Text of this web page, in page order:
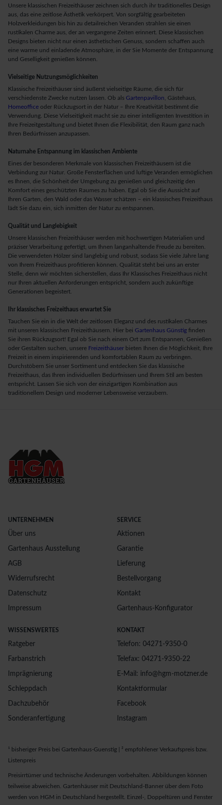
Unsere klassischen Freizeithäuser zeichnen sich durch ihr traditionelles Design
aus, das eine zeitlose Ästhetik verkörpert. Von sorgfältig gearbeiteten
Holzverkleidungen bis hin zu detailreichen Veranden strahlen sie einen
rustikalen Charme aus, der an vergangene Zeiten erinnert. Diese klassischen
Designs bieten nicht nur einen ästhetischen Genuss, sondern schaffen auch
eine warme und einladende Atmosphäre, in der Sie Momente der Entspannung
und Geselligkeit genießen können.
Vielseitige Nutzungsmöglichkeiten
Klassische Freizeithäuser sind äußerst vielseitige Räume, die sich für
verschiedenste Zwecke nutzen lassen. Ob als Gartenpavillon , Gästehaus,
Homeoffice oder Rückzugsort in der Natur – Ihre Kreativität bestimmt die
Verwendung. Diese Vielseitigkeit macht sie zu einer intelligenten Investition in
Ihre Freizeitgestaltung und bietet Ihnen die Flexibilität, den Raum ganz nach
Ihren Bedürfnissen anzupassen.
Naturnahe Entspannung im klassischen Ambiente
Eines der besonderen Merkmale von klassischen Freizeithäusern ist die
Verbindung zur Natur. Große Fensterflächen und luftige Veranden ermöglichen
es Ihnen, die Schönheit der Umgebung zu genießen und gleichzeitig den
Komfort eines geschützten Raumes zu haben. Egal ob Sie die Aussicht auf
Ihren Garten, den Wald oder das Wasser schätzen – ein klassisches Freizeithaus
lädt Sie dazu ein, sich inmitten der Natur zu entspannen.
Qualität und Langlebigkeit
Unsere klassischen Freizeithäuser werden mit hochwertigen Materialien und
präziser Verarbeitung gefertigt, um Ihnen langanhaltende Freude zu bereiten.
Die verwendeten Hölzer sind langlebig und robust, sodass Sie viele Jahre lang
von Ihrem Freizeithaus profitieren können. Qualität steht bei uns an erster
Stelle, denn wir möchten sicherstellen, dass Ihr Klassisches Freizeithaus nicht
nur Ihren aktuellen Anforderungen entspricht, sondern auch zukünftige
Generationen begeistert.
Ihr klassisches Freizeithaus erwartet Sie
Tauchen Sie ein in die Welt der zeitlosen Eleganz und des rustikalen Charmes
mit unseren klassischen Freizeithäusern. Hier bei Gartenhaus Günstig finden
Sie ihren Rückzugsort! Egal ob Sie nach einem Ort zum Entspannen, Genießen
oder Gestalten suchen, unsere Freizeithäuser bieten Ihnen die Möglichkeit, Ihre
Freizeit in einem inspirierenden und komfortablen Raum zu verbringen.
Durchstöbern Sie unser Sortiment und entdecken Sie das klassische
Freizeithaus, das Ihren individuellen Bedürfnissen und Ihrem Stil am besten
entspricht. Lassen Sie sich von der einzigartigen Kombination aus
traditionellem Design und moderner Lebensweise verzaubern.
UNTERNEHMEN
Über uns
Gartenhaus Ausstellung
AGB
Widerrufsrecht
Datenschutz
Impressum
SERVICE
Aktionen
Garantie
Lieferung
Bestellvorgang
Kontakt
Gartenhaus-Konfigurator
WISSENSWERTES
Ratgeber
Farbanstrich
Imprägnierung
Schleppdach
Dachzubehör
Sonderanfertigung
KONTAKT
Telefon: 04271-9350-0
Telefax: 04271-9350-22
E-Mail: info@hgm-motzner.de
Kontaktformular
Facebook
Instagram
¹ bisheriger Preis bei Gartenhaus-Guenstig | ² empfohlener Verkaufspreis bzw.
Listenpreis
Preisirrtümer und technische Änderungen vorbehalten. Abbildungen können
teilweise abweichen. Gartenhäuser mit Deutschland-Banner über dem Foto
werden von HGM in Deutschland hergestellt. Einzel-, Doppeltüren und Fenster